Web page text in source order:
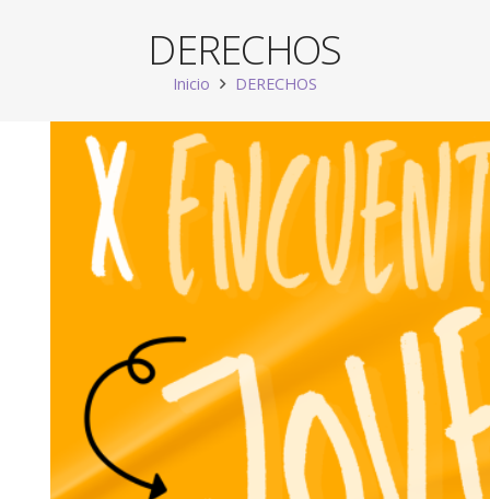
DERECHOS
Inicio DERECHOS